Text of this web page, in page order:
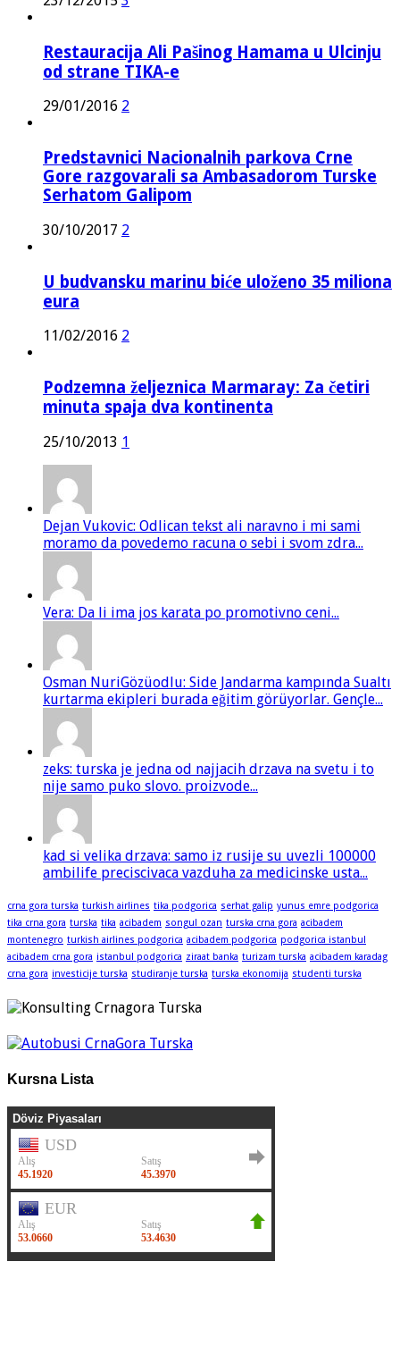
Restauracija Ali Pašinog Hamama u Ulcinju
od strane TIKA-e
29/01/2016 2
Predstavnici Nacionalnih parkova Crne
Gore razgovarali sa Ambasadorom Turske
Serhatom Galipom
30/10/2017 2
U budvansku marinu biće uloženo 35 miliona
eura
11/02/2016 2
Podzemna željeznica Marmaray: Za četiri
minuta spaja dva kontinenta
25/10/2013 1
Dejan Vukovic: Odlican tekst ali naravno i mi sami
moramo da povedemo racuna o sebi i svom zdra...
Vera: Da li ima jos karata po promotivno ceni...
Osman NuriGözüodlu: Side Jandarma kampında Sualtı
kurtarma ekipleri burada eğitim görüyorlar. Gençle...
zeks: turska je jedna od najjacih drzava na svetu i to
nije samo puko slovo. proizvode...
kad si velika drzava: samo iz rusije su uvezli 100000
ambilife preciscivaca vazduha za medicinske usta...
crna gora turska turkish airlines tika podgorica serhat galip yunus emre podgorica
tika crna gora turska tika acibadem songul ozan turska crna gora acibadem
montenegro turkish airlines podgorica acibadem podgorica podgorica istanbul
acibadem crna gora istanbul podgorica ziraat banka turizam turska acibadem karadag
crna gora investicije turska studiranje turska turska ekonomija studenti turska
Kursna Lista